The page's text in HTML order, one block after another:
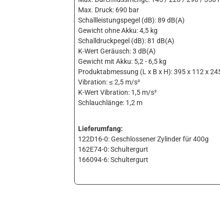
Max. Druck: 690 bar
Schallleistungspegel (dB): 89 dB(A)
Gewicht ohne Akku: 4,5 kg
Schalldruckpegel (dB): 81 dB(A)
K-Wert Geräusch: 3 dB(A)
Gewicht mit Akku: 5,2 - 6,5 kg
Produktabmessung (L x B x H): 395 x 112 x
Vibration: ≤ 2,5 m/s²
K-Wert Vibration: 1,5 m/s²
Schlauchlänge: 1,2 m
Lieferumfang:
122D16-0: Geschlossener Zylinder für 400g
162E74-0: Schultergurt
166094-6: Schultergurt